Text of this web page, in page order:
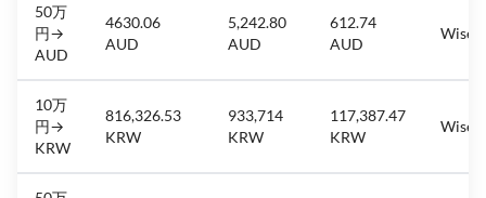
50万
円→
AUD
4630.06
AUD
5,242.80
AUD
612.74
AUD
Wise
10万
円→
KRW
816,326.53
KRW
933,714
KRW
117,387.47
KRW
Wise